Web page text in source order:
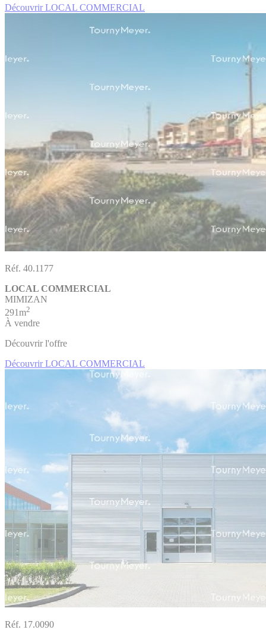
Découvrir LOCAL COMMERCIAL
Réf. 40.1177
LOCAL COMMERCIAL
MIMIZAN
291m2
À vendre
Découvrir l'offre
Découvrir LOCAL COMMERCIAL
Réf. 17.0090